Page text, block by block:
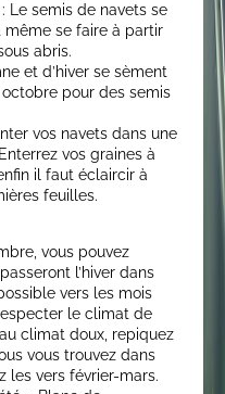
Le semis de navets se
même se faire à partir
abris.
et d’hiver se sèment
pour des semis
vos navets dans une
vos graines à
il faut éclaircir à
feuilles.
vous pouvez
l’hiver dans
vers les mois
le climat de
climat doux, repiquez
vous trouvez dans
les vers février-mars.